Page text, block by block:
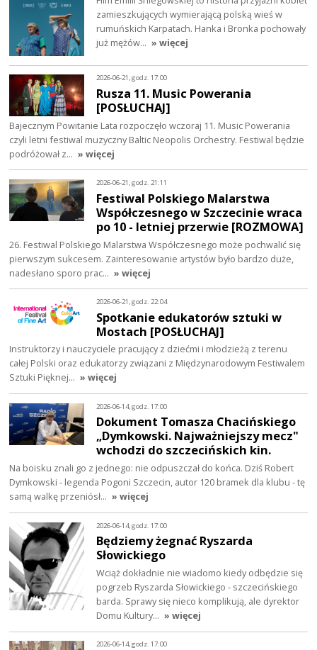
zamieszkujących wymierającą polską wieś w
rumuńskich Karpatach. Hanka i Bronka pochowały
już mężów… » więcej
2026-06-21, godz. 17:00
Rusza 11. Music Powerania
[POSŁUCHAJ]
Bajecznym Powitanie Lata rozpoczęło wczoraj 11. Music Powerania
czyli letni festiwal muzyczny Baltic Neopolis Orchestry. Festiwal będzie
podróżował z… » więcej
2026-06-21, godz. 21:11
Festiwal Polskiego Malarstwa
Współczesnego w Szczecinie wraca
po 10 - letniej przerwie [ROZMOWA]
26. Festiwal Polskiego Malarstwa Współczesnego może pochwalić się
pierwszym sukcesem. Zainteresowanie artystów było bardzo duże,
nadesłano sporo prac… » więcej
2026-06-21, godz. 22:04
Spotkanie edukatorów sztuki w
Mostach [POSŁUCHAJ]
Instruktorzy i nauczyciele pracujący z dziećmi i młodzieżą z terenu
całej Polski oraz edukatorzy związani z Międzynarodowym Festiwalem
Sztuki Pięknej… » więcej
2026-06-14, godz. 17:00
Dokument Tomasza Chacińskiego
„Dymkowski. Najważniejszy mecz"
wchodzi do szczecińskich kin.
Na boisku znali go z jednego: nie odpuszczał do końca. Dziś Robert
Dymkowski - legenda Pogoni Szczecin, autor 120 bramek dla klubu - tę
samą walkę przeniósł… » więcej
2026-06-14, godz. 17:00
Będziemy żegnać Ryszarda
Słowickiego
Wciąż dokładnie nie wiadomo kiedy odbędzie się
pogrzeb Ryszarda Słowickiego - szczecińskiego
barda. Sprawy się nieco komplikują, ale dyrektor
Domu Kultury… » więcej
2026-06-14, godz. 17:00